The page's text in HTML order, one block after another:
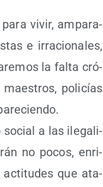
vivir, ampa­ra­
e irra­cio­na­les,
la fal­ta cró­
poli­cías
social a las ile­ga­li­
no pocos, enri­
acti­tu­des que ata­